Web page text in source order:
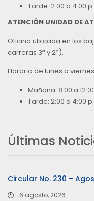
Tarde: 2:00 a 4:00
ATENCIÓN UNIDAD DE
Oficina ubicada en los
carreras 3ª y 2ª),
Horario de lunes a viernes
Mañana: 8:00 a
Tarde: 2:00 a 4:00
Últimas
Circular No. 230 –
6 agosto, 2026